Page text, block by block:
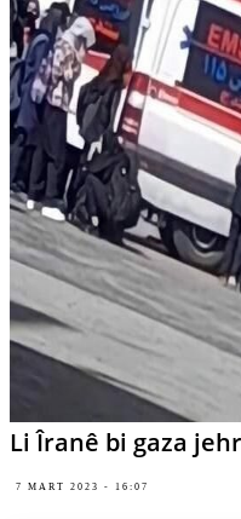
Li Îranê bi gaza
7 MART 2023 - 16:07